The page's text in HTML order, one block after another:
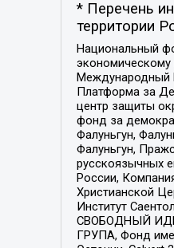
* Перечень
территории
Национальный
экономическому
Международный
Платформа за
центр защиты
фонд за
Фалуньгун,
Фалуньгун,
русскоязычных
России,
Христианской
Институт
СВОБОДНЫЙ
ГРУПА, Фонд